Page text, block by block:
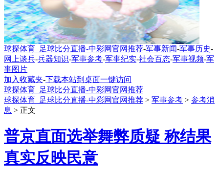
球探体育_足球比分直播-中彩网官网推荐-军事新闻-军事历史-
网上谈兵-兵器知识-军事参考-军事纪实-社会百态-军事视频-军
事图片
加入收藏夹-下载本站到桌面一键访问
球探体育_足球比分直播-中彩网官网推荐
球探体育_足球比分直播-中彩网官网推荐 > 军事参考 > 参考消
息 > 正文
普京直面选举舞弊质疑 称结果
真实反映民意